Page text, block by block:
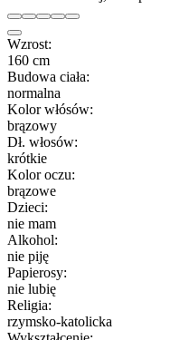
Wzrost:
160 cm
Budowa ciała:
normalna
Kolor włósów:
brązowy
Dł. włosów:
krótkie
Kolor oczu:
brązowe
Dzieci:
nie mam
Alkohol:
nie piję
Papierosy:
nie lubię
Religia:
rzymsko-katolicka